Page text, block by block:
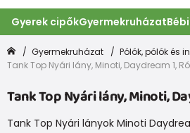
Gyerek cipőkGyermekruházat
Gyermekruházat
Pólók, pólók és
Tank Top Nyári lány, Minoti, Daydream 1,
Tank Top Nyári lány, Minoti,
Tank Top Nyári lányok Minoti